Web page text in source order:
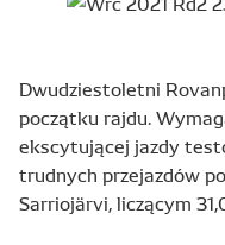
Dwudziestoletni
początku rajdu.
ekscytującej jazdy
trudnych przejazdów
Sarriojärvi, liczącym